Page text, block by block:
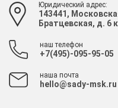
Юридический адрес:
143441,
Братцевская, д. 6
наш телефон
+7(495)-095-95-05
наша почта
hello@sady-msk.ru